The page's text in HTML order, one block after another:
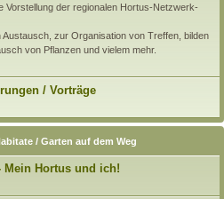
Vorstellung der regionalen Hortus-Netzwerk-
Austausch, zur Organisation von Treffen, bilden
von Pflanzen und vielem mehr.
/ Vorträge
/ Garten auf dem Weg
Mein Hortus und ich!